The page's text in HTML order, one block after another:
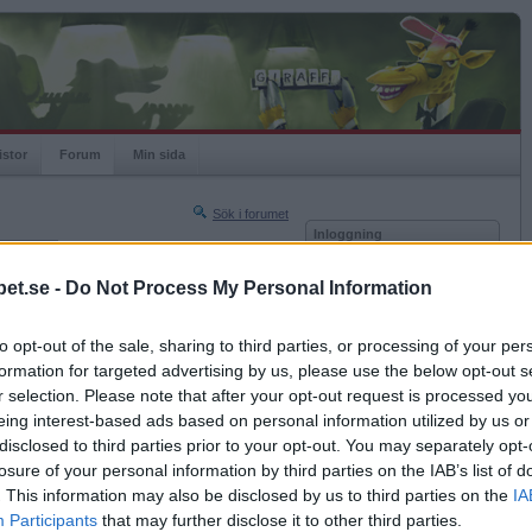
- Do Not Process My Personal Information
opt-out of the sale, sharing to third parties, or processing of your
for targeted advertising by us, please use the below opt-out
selection. Please note that after your opt-out request is processed
interest-based ads based on personal information utilized by us
to third parties prior to your opt-out. You may separately
of your personal information by third parties on the IAB’s list of
This information may also be disclosed by us to third parties on the
Participants that may further disclose it to other third parties.
Forum Min sida
Sök i forumet
Nästa sida »
2011-06-03 21:12
2011-06-03 21:12
Inloggning
Kom ihåg mig
Glömt ditt lösenord?
Få ny aktiveringslänk
Betapet är gratis!